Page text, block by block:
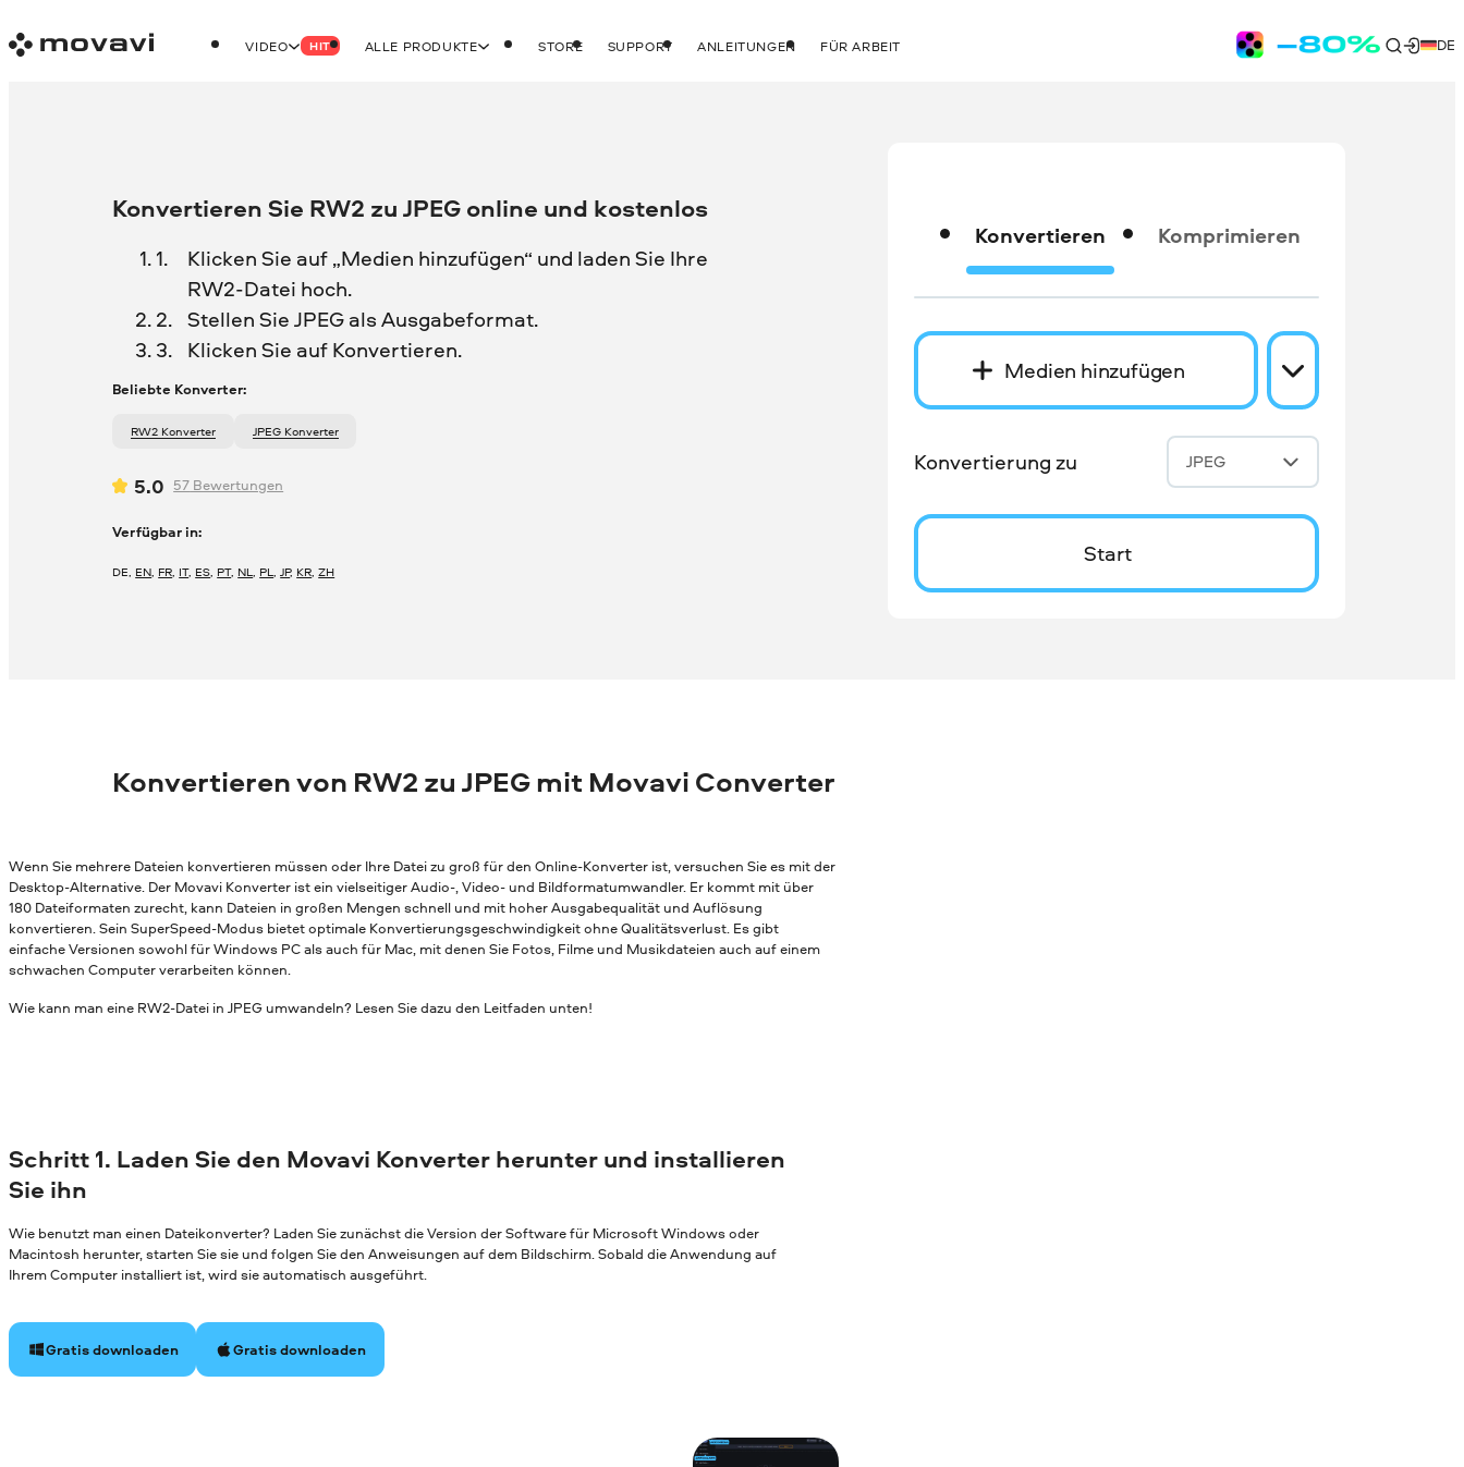
VIDEO HIT ALLE PRODUKTE STORE SUPPORT ANLEITUNGEN FÜR ARBEIT DE
Konvertieren Sie RW2 zu JPEG online und kostenlos
Klicken Sie auf „Medien hinzufügen“ und laden Sie Ihre
RW2-Datei hoch.
Stellen Sie JPEG als Ausgabeformat.
Klicken Sie auf Konvertieren.
Beliebte Konverter:
RW2 Konverter JPEG Konverter
5.0 57 Bewertungen
Verfügbar in:
DE, EN, FR, IT, ES, PT, NL, PL,JP, KR,ZH
Konvertieren Komprimieren
Medien hinzufügen
Konvertierung zu JPEG
Start
Konvertieren von RW2 zu JPEG mit Movavi Converter
Wenn Sie mehrere Dateien konvertieren müssen oder Ihre Datei zu groß für den Online-Konverter ist, versuchen Sie es mit der
Desktop-Alternative. Der Movavi Konverter ist ein vielseitiger Audio-, Video- und Bildformatumwandler. Er kommt mit über
180 Dateiformaten zurecht, kann Dateien in großen Mengen schnell und mit hoher Ausgabequalität und Auflösung
konvertieren. Sein SuperSpeed-Modus bietet optimale Konvertierungsgeschwindigkeit ohne Qualitätsverlust. Es gibt
einfache Versionen sowohl für Windows PC als auch für Mac, mit denen Sie Fotos, Filme und Musikdateien auch auf einem
schwachen Computer verarbeiten können.
Wie kann man eine RW2-Datei in JPEG umwandeln? Lesen Sie dazu den Leitfaden unten!
Schritt 1. Laden Sie den Movavi Konverter herunter und installieren
Sie ihn
Wie benutzt man einen Dateikonverter? Laden Sie zunächst die Version der Software für Microsoft Windows oder
Macintosh herunter, starten Sie sie und folgen Sie den Anweisungen auf dem Bildschirm. Sobald die Anwendung auf
Ihrem Computer installiert ist, wird sie automatisch ausgeführt.
Gratis downloaden Gratis downloaden